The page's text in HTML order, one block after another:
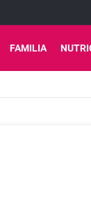
FAMILIA